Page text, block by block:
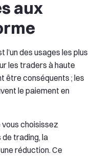
aux
des usages les plus
les traders à haute
être conséquents ; les
le paiement en
choisissez
de trading, la
réduction. Ce